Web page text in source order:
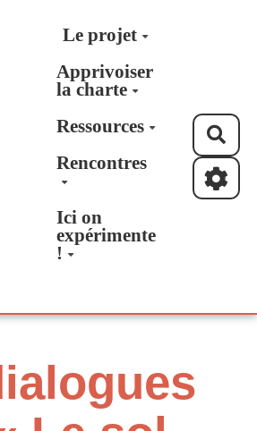
principalLe projet
Apprivoiser
la charte
Ressources
Rencontres
Ici on
expérimente
!